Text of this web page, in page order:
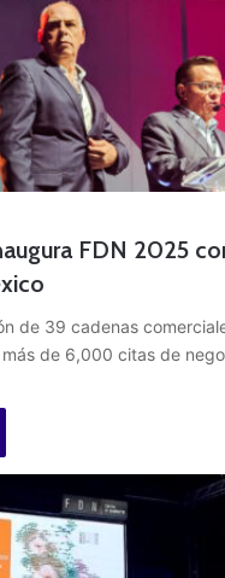
FDN 2025
de 39 cadenas
de 6,000 citas de